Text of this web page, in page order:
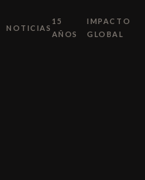
NOTICIAS
15
AÑOS
IMPACTO
GLOBAL